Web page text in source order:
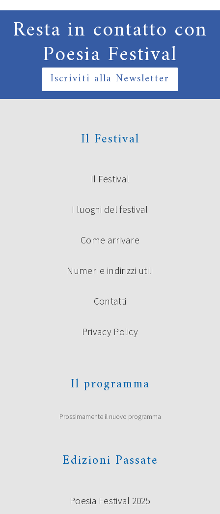
Resta in contatto con
Poesia Festival
Iscriviti alla Newsletter
Il Festival
Il Festival
I luoghi del festival
Come arrivare
Numeri e indirizzi utili
Contatti
Privacy Policy
Il programma
Prossimamente il nuovo programma
Edizioni Passate
Poesia Festival 2025